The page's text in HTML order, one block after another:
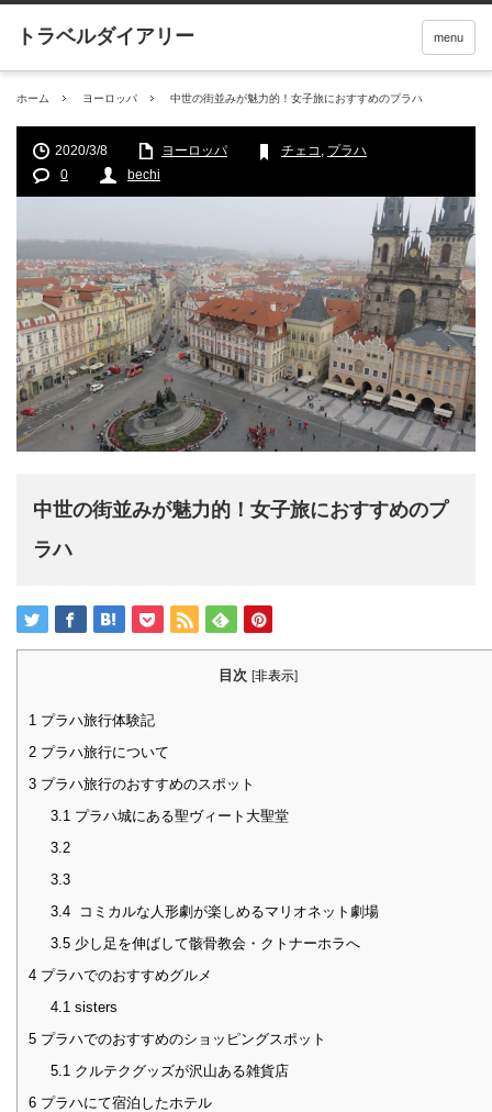
menu
ホーム ヨーロッパ 中世の街並みが魅力的！女子旅におすすめのプラハ
2020/3/8 ヨーロッパ チェコ , プラハ
0
bechi
中世の街並みが魅力的！女子旅におすすめのプ
ラハ
目次 [非表示]
1 プラハ旅行体験記
2 プラハ旅行について
3 プラハ旅行のおすすめのスポット
3.1 プラハ城にある聖ヴィート大聖堂
3.2
3.3
3.4コミカルな人形劇が楽しめるマリオネット劇場
3.5少し足を伸ばして骸骨教会・クトナーホラへ
4 プラハでのおすすめグルメ
4.1 sisters
5 プラハでのおすすめのショッピングスポット
5.1 クルテクグッズが沢山ある雑貨店
6 プラハにて宿泊したホテル